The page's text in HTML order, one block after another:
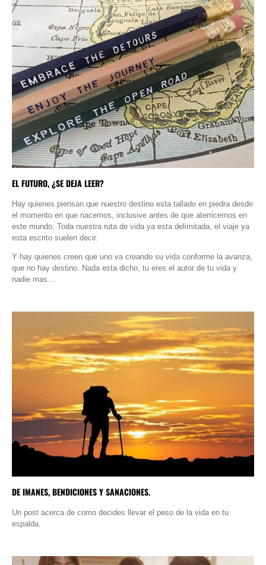
EL FUTURO, ¿SE DEJA LEER?
Hay quienes piensan que nuestro destino esta tallado en piedra desde
el momento en que nacemos, inclusive antes de que aterricemos en
este mundo. Toda nuestra ruta de vida ya esta delimitada, el viaje ya
esta escrito suelen decir.
Y hay quienes creen que uno va creando su vida conforme la avanza,
que no hay destino. Nada esta dicho, tu eres el autor de tu vida y
nadie mas…
DE IMANES, BENDICIONES Y SANACIONES.
Un post acerca de como decides llevar el peso de la vida en tu
espalda.